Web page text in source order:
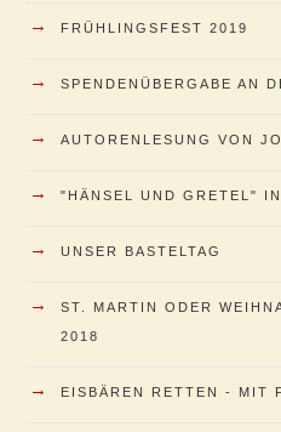
→ FRÜHLINGSFEST 2019
→ SPENDENÜBERGABE AN
→ AUTORENLESUNG VON
→ "HÄNSEL UND GRETEL"
→ UNSER BASTELTAG
→
ST. MARTIN ODER
2018
→ EISBÄREN RETTEN - MIT